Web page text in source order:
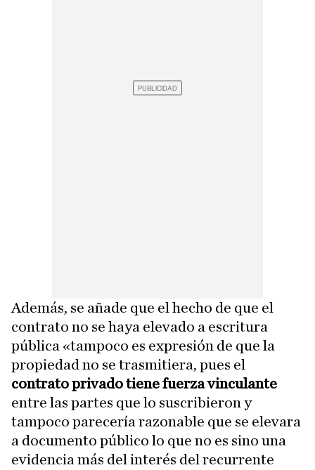
Además, se añade que el hecho de que el
contrato no se haya elevado a escritura
pública «tampoco es expresión de que la
propiedad no se trasmitiera, pues el
contrato privado tiene fuerza vinculante
entre las partes que lo suscribieron y
tampoco parecería razonable que se elevara
a documento público lo que no es sino una
evidencia más del interés del recurrente